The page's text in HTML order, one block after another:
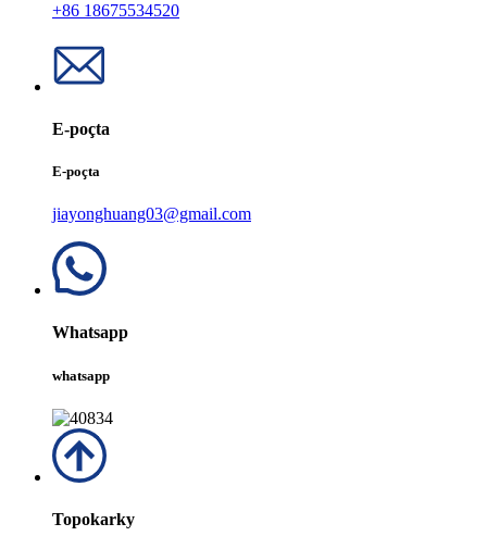
+86 18675534520
E-poçta
E-poçta
jiayonghuang03@gmail.com
Whatsapp
whatsapp
Topokarky